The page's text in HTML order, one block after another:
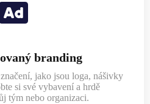
branding
jako jsou loga, nášivky
si své vybavení a hrdě
tým nebo organizaci.